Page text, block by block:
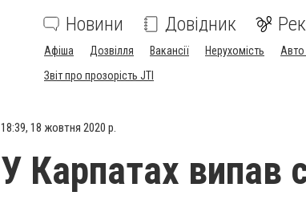
Новини Довідник
Афіша Дозвілля Вакансії Нерухомість
Звіт про прозорість JTI
18:39, 18 жовтня 2020 р.
У Карпатах випав